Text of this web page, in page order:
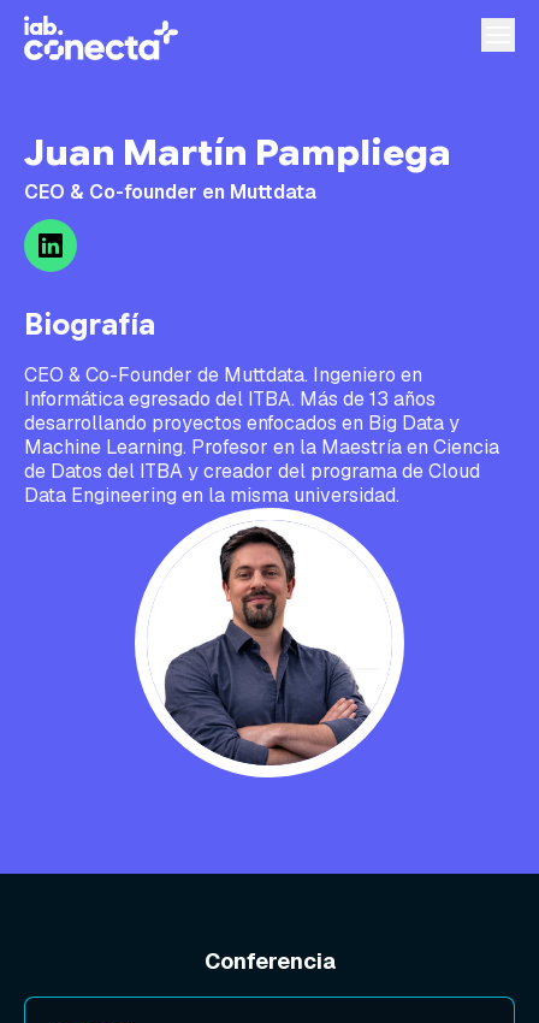
Juan Martín Pampliega
CEO & Co-founder en Muttdata
Biografía
CEO & Co-Founder de Muttdata. Ingeniero en
Informática egresado del ITBA. Más de 13 años
desarrollando proyectos enfocados en Big Data y
Machine Learning. Profesor en la Maestría en Ciencia
de Datos del ITBA y creador del programa de Cloud
Data Engineering en la misma universidad.
Conferencia